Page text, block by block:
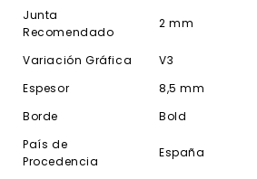
Junta
Recomendado
2 mm
Variación Gráfica
V3
Espesor
8,5 mm
Borde
Bold
País de
Procedencia
España